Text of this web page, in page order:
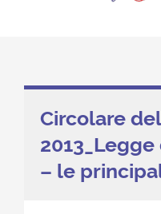
Circolare
– le